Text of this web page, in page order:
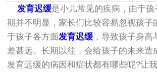
发育迟缓是小儿常见的疾病，由于
期并不明显，家长们比较容易忽视孩子
于孩子各方面发育迟缓 ，导致孩子身
差甚远。长期以往，会给孩子的未来造
发育迟缓的病因和症状都有哪些呢?让